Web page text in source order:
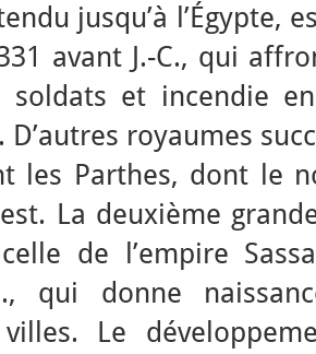
jusqu’à l’Égypte,
avant J.-C., qui
soldats et incendie
D’autres royaumes
les Parthes, dont le
La deuxième
de l’empire
qui donne
villes. Le